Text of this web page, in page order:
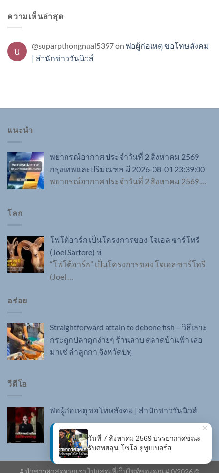
ความเห็นล่าสุด
@suparpthongnual5397on พ่อผู้ก่อเหตุ ขอโทษสังคม
| สำนักข่าววันนิวส์
แนะนำ
พยากรณ์อากาศ ประจำวันที่ 2 สิงหาคม 2569
กรุงเทพและปริมณฑล มี 2026-08-01 23:39:00
พยากรณ์อากาศ ประจำวันที่ 2 สิงหาคม 2569
โลก
โฟโต้อาร์ก เป็นโครงการของ โจเอล ซาร์โทรี
(Joel Sartore) ช่
“โฟโต้อาร์ก” เป็นโครงการของ โจเอล ซาร์โทรี
(Joel …
อร่อย
Straightforward attain to debone fish – วิธีเลาะ
กระดูกปลาดุกง่ายๆ ร้านลาบ ตลาดบ้านฟ้า เลอ
มาเช่ ลำลูกกา จังหวัดปทุ
วีดีโอ
พ่อผู้ก่อเหตุ ขอโทษสังคม | สำนักข่าววันนิวส์
# นำข่าวล่าสุดจากเรา ไปแสดงที่เว็บไซท์ของคุณ #0/2026 ©
×
วันที่ 7 สิงหาคม 2569 บรรยากาศขณะ
รับศพฮลุน โซโล่ ยูทูบเบอร์ส